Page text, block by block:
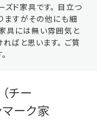
ド家具です。 目立つ
ますがその他にも細
具には無い雰囲気と
ばと思います。 ご質
チー
ーク家